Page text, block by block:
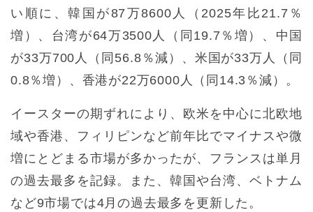
い順に、韓国が87万8600人（2025年比21.7％
増）、台湾が64万3500人（同19.7％増）、中国
が33万700人（同56.8％減）、米国が33万人（同
0.8％増）、香港が22万6000人（同14.3％減）。
イースターの期ずれにより、欧米を中心に北欧地
域や香港、フィリピンなど前年比でマイナスや微
増にとどまる市場が多かったが、フランスは単月
の過去最多を記録。また、韓国や台湾、ベトナム
など9市場では4月の過去最多を更新した。